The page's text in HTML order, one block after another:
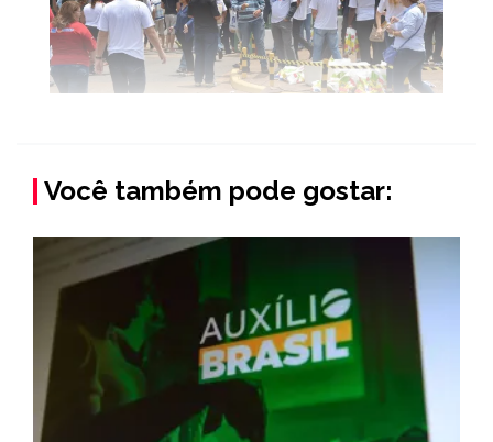
Você também pode gostar: